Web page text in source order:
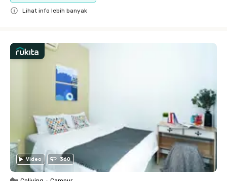
Lihat info lebih banyak
Video 360